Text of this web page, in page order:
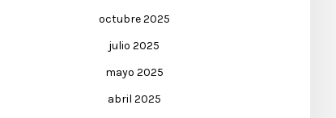
octubre 2025
julio 2025
mayo 2025
abril 2025